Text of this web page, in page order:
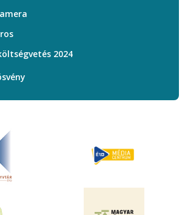
2024